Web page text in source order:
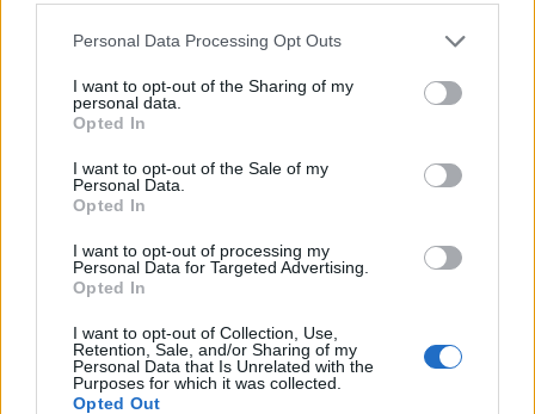
Please note that this website/app uses one or more Google
not limited to your visit or usage behaviour. You may click to
grant or deny consent to Google and its third-party tags to
use your data for below specified purposes in below Google
consent section.
Personal Data Processing Opt Outs
I want to opt-out of the Sharing of my
personal data.
Opted In
I want to opt-out of the Sale of my
Personal Data.
Opted In
I want to opt-out of processing my
Personal Data for Targeted Advertising.
Opted In
I want to opt-out of Collection, Use,
Retention, Sale, and/or Sharing of my
Personal Data that Is Unrelated with the
Purposes for which it was collected.
Opted Out
Vladimir Putin firma ley que regula el uso de criptomonedas en
Rusia a partir de septiembre
Diego Martín · 6 Ago 2026